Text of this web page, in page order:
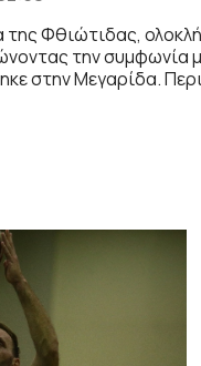
της Φθιώτιδας,
την συμφωνία
στην Μεγαρίδα.